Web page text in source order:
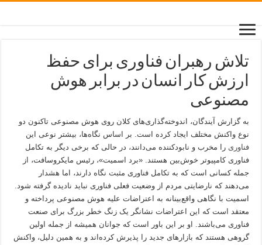
تلاش رهبران فناوری برای حفظ
ارزش کار انسان در برابر هوش
مصنوعی
به گزارش آیندگان، اندوخته‌گذاری‌های کلان روی هوش مصنوعی تاکنون دو
نوع واکنش مختلف ایجاد کرده است. بر اساس نگاه‌ها، بیشتر نوعی این
فناوری را مخرب و نابود‌کننده می‌دانند، در حالی که برخی دیگر به تکامل
فناوری کامپیوتر خوش‌بین هستند. «برد اسمیت»، رئیس مایکروسافت، از
جمله کسانی است که به تکامل فناوری مثبت نگاه دارند، اما هشدار
می‌دهند که نارضایتی مردم از وضعیت فعلی فناوری نباید نادیده گرفته شود.
اسمیت با نگاهی واقع‌بینانه به اعتراضات علیه هوش مصنوعی پرداخته و
معتقد است که این اعتراضات نشانگر یک زنگ خطر بزرگ برای صنعت
فناوری می‌باشند. او بر این باور است که جوانان همیشه از جمله اولین
گروهی هستند که بازارهای جدید را پذیرش کرده‌اند و به همین دلیل، واکنش